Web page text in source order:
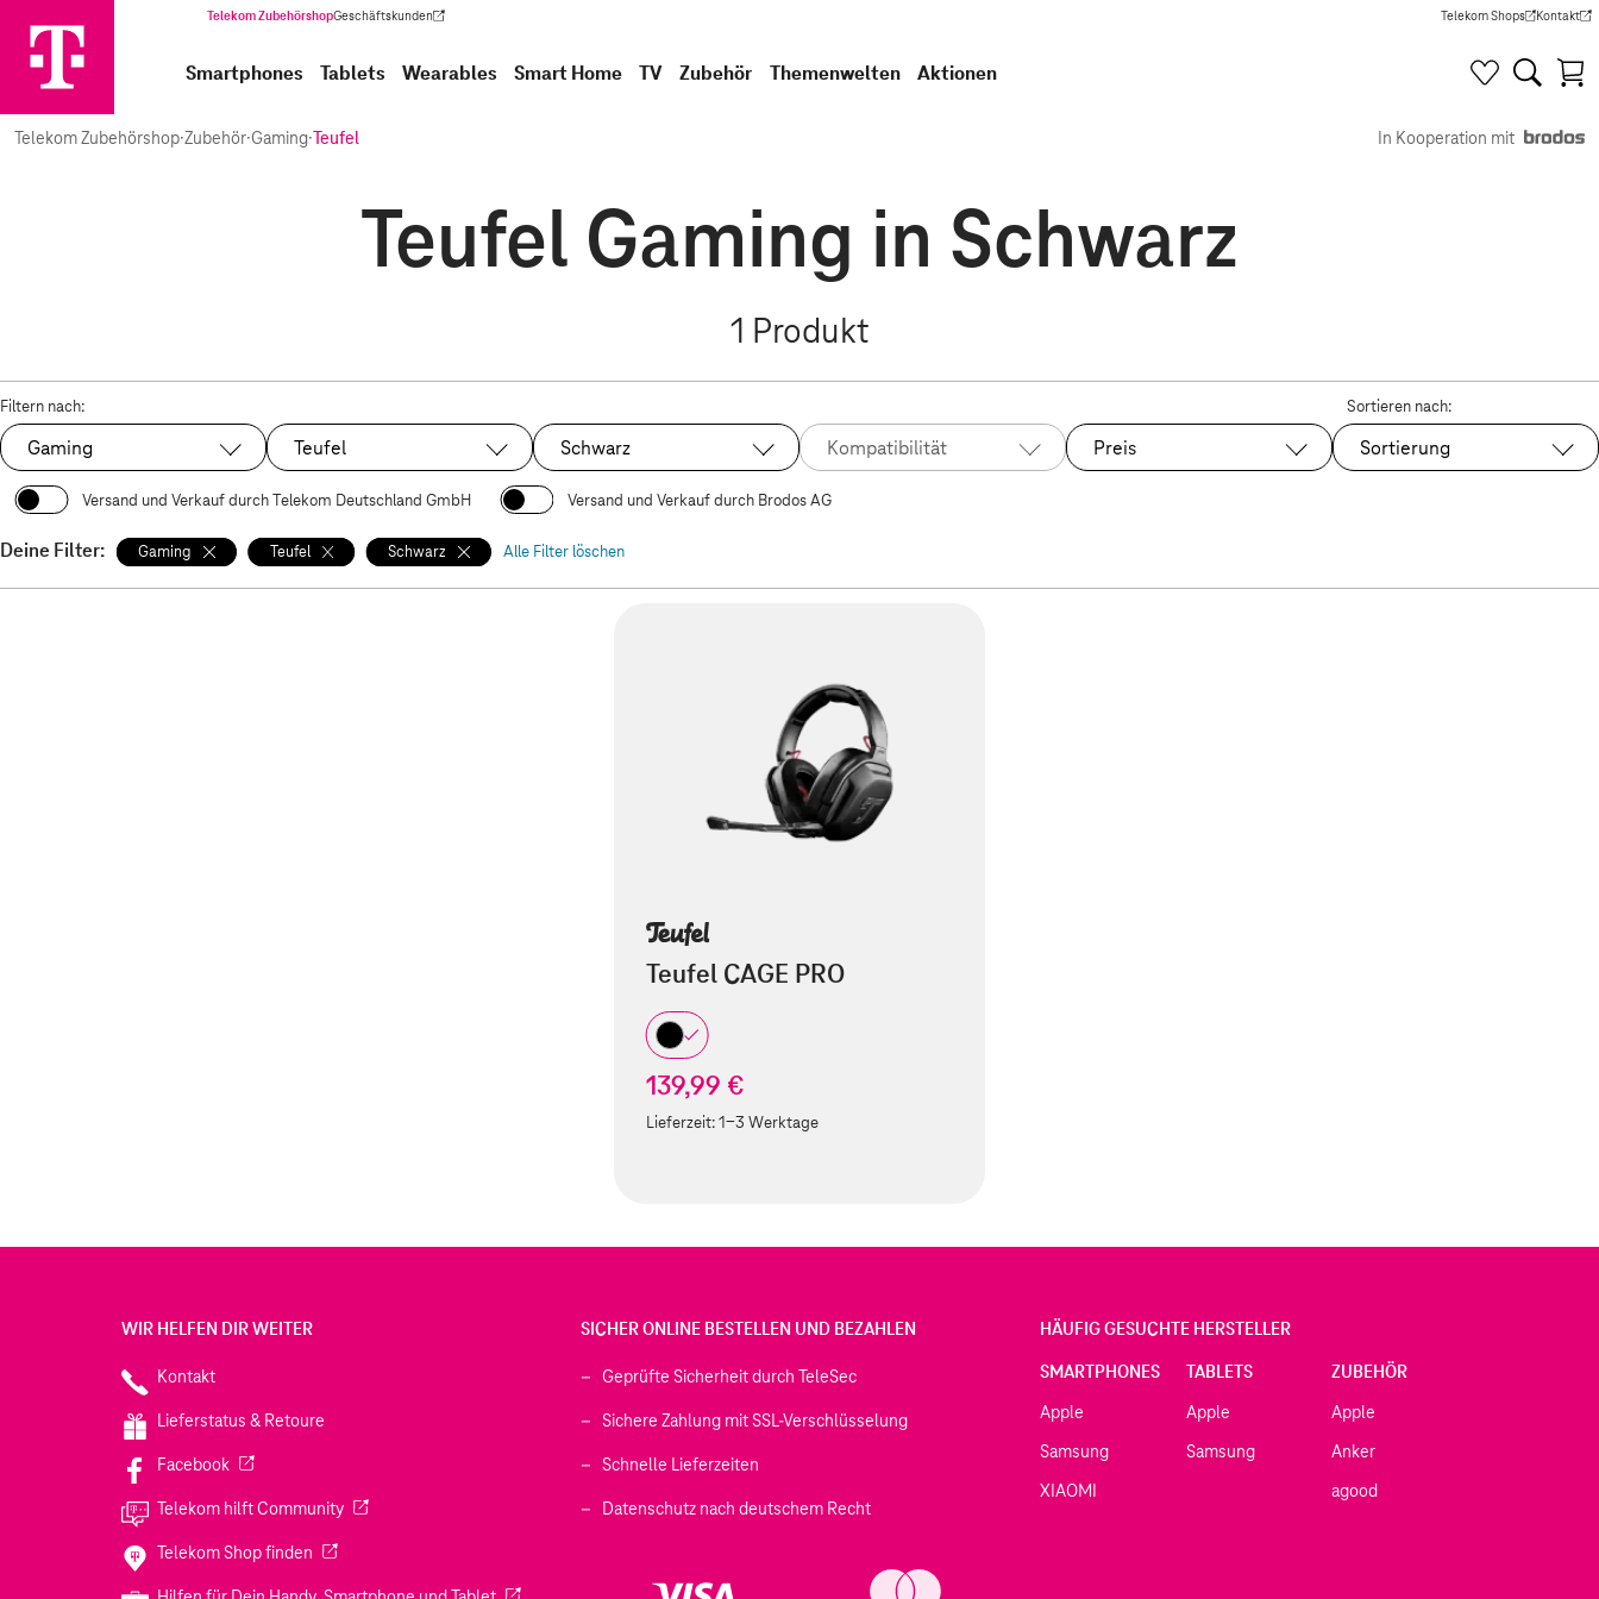
Telekom ZubehörshopGeschäftskunden
(Wird in einem neuen Tab geöffnet) Telekom Shops
(Wird in einem neuen Tab
Kontakt
(Wird in
Smartphones Tablets Wearables Smart Home TV Zubehör Themenwelten Aktionen
Telekom Zubehörshop·Zubehör·Gaming·Teufel In Kooperation mit
Teufel Gaming in Schwarz
1 Produkt
Filtern nach:
Ausgewählt:
Gaming Ausgewählt:
Teufel Ausgewählt:
Schwarz Kompatibilität Preis
Sortieren nach:
Sortierung
Versand und Verkauf durch Telekom Deutschland GmbH Versand und Verkauf durch Brodos AG
Deine Filter: Gaming Teufel Schwarz Alle Filter löschen
Teufel CAGE PRO
139,99 €
Lieferzeit:1-3 Werktage
WIR HELFEN DIR WEITER
Kontakt
Lieferstatus & Retoure
Facebook(Wird in einem neuen Tab geöffnet)
Telekom hilft Community(Wird in einem neuen Tab geöffnet)
Telekom Shop finden (Wird in einem neuen Tab geöffnet)
SICHER ONLINE BESTELLEN UND BEZAHLEN
Geprüfte Sicherheit durch TeleSec
Sichere Zahlung mit SSL-Verschlüsselung
Schnelle Lieferzeiten
Datenschutz nach deutschem Recht
HÄUFIG GESUCHTE HERSTELLER
SMARTPHONES
Apple
Samsung
XIAOMI
TABLETS
Apple
Samsung
ZUBEHÖR
Apple
Anker
agood